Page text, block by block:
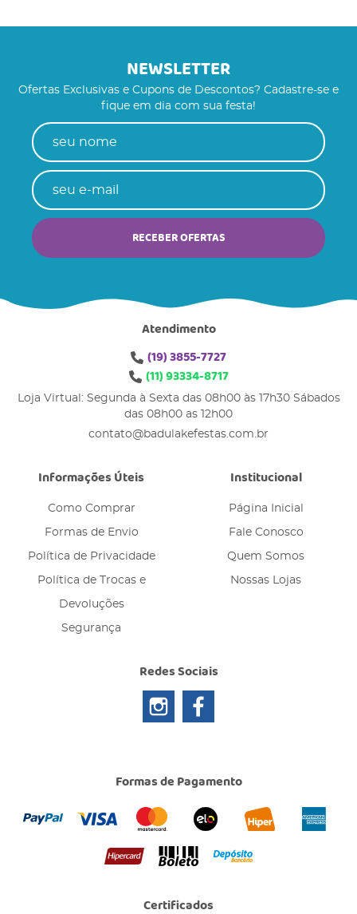
NEWSLETTER
Ofertas Exclusivas e Cupons de Descontos? Cadastre-se e
fique em dia com sua festa!
RECEBER OFERTAS
Atendimento
(19)3855-7727
(11)93334-8717
Loja Virtual: Segunda à Sexta das 08h00 às 17h30 Sábados
das 08h00 as 12h00
contato@badulakefestas.com.br
Informações Úteis
Como Comprar
Formas de Envio
Política de Privacidade
Política de Trocas e
Devoluções
Segurança
Institucional
Página Inicial
Fale Conosco
Quem Somos
Nossas Lojas
Redes Sociais
Formas de Pagamento
Certificados